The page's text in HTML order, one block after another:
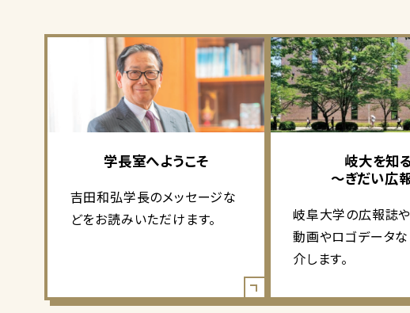
学長室へようこそ
吉田和弘学長のメッセージな
どをお読みいただけます。
岐大を知
～ぎだい広
岐阜大学の広報誌
動画やロゴデータ
介します。